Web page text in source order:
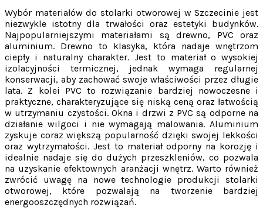
Wybór materiałów do stolarki otworowej w Szczecinie jest
niezwykle istotny dla trwałości oraz estetyki budynków.
Najpopularniejszymi materiałami są drewno, PVC oraz
aluminium. Drewno to klasyka, która nadaje wnętrzom
ciepły i naturalny charakter. Jest to materiał o wysokiej
izolacyjności termicznej, jednak wymaga regularnej
konserwacji, aby zachować swoje właściwości przez długie
lata. Z kolei PVC to rozwiązanie bardziej nowoczesne i
praktyczne, charakteryzujące się niską ceną oraz łatwością
w utrzymaniu czystości. Okna i drzwi z PVC są odporne na
działanie wilgoci i nie wymagają malowania. Aluminium
zyskuje coraz większą popularność dzięki swojej lekkości
oraz wytrzymałości. Jest to materiał odporny na korozję i
idealnie nadaje się do dużych przeszkleniów, co pozwala
na uzyskanie efektownych aranżacji wnętrz. Warto również
zwrócić uwagę na nowe technologie produkcji stolarki
otworowej, które pozwalają na tworzenie bardziej
energooszczędnych rozwiązań.